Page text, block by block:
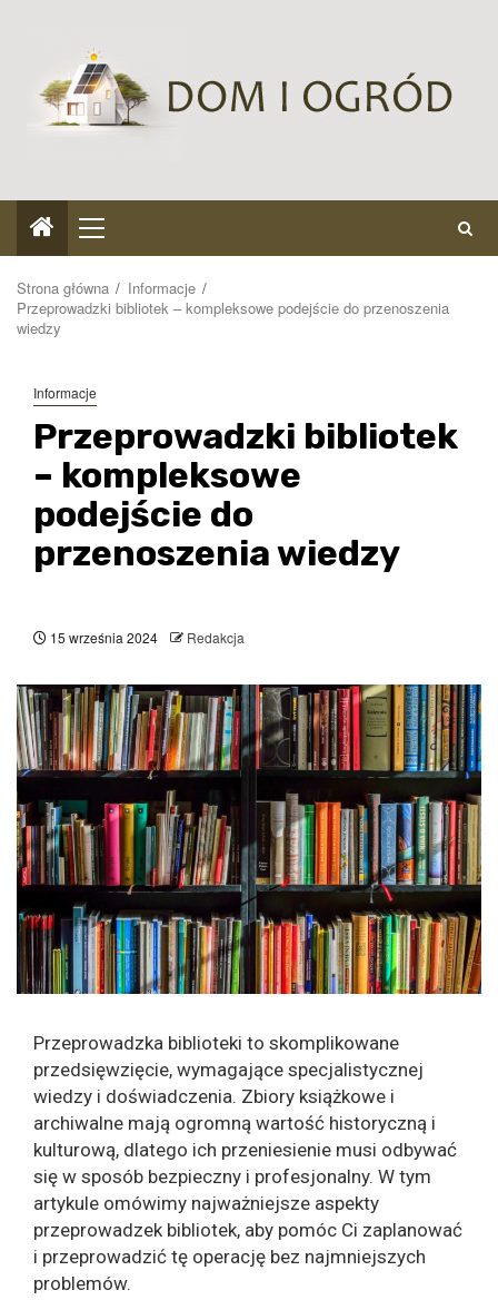
Menu
główne
Strona główna
Informacje
Przeprowadzki bibliotek – kompleksowe podejście do przenoszenia
wiedzy
Informacje
Przeprowadzki bibliotek
– kompleksowe
podejście do
przenoszenia wiedzy
15 września 2024 Redakcja
Przeprowadzka biblioteki to skomplikowane
przedsięwzięcie, wymagające specjalistycznej
wiedzy i doświadczenia. Zbiory książkowe i
archiwalne mają ogromną wartość historyczną i
kulturową, dlatego ich przeniesienie musi odbywać
się w sposób bezpieczny i profesjonalny. W tym
artykule omówimy najważniejsze aspekty
przeprowadzek bibliotek, aby pomóc Ci zaplanować
i przeprowadzić tę operację bez najmniejszych
problemów.